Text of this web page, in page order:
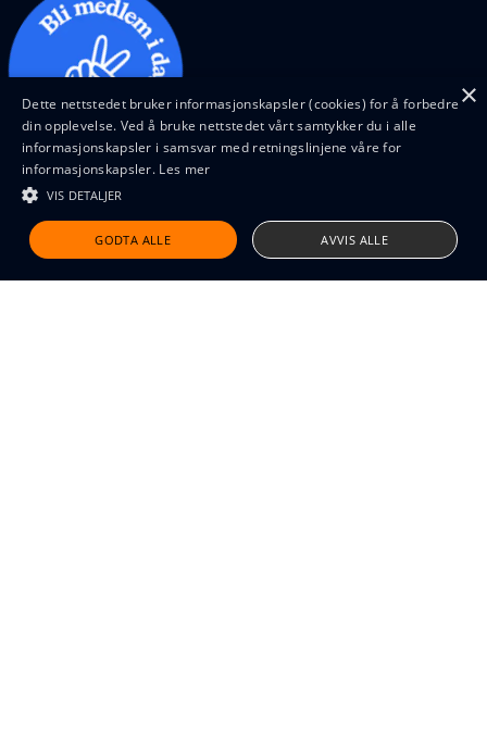
Design and code by Feed
×
Dette nettstedet bruker informasjonskapsler (cookies) for å forbedre
din opplevelse. Ved å bruke nettstedet vårt samtykker du i alle
informasjonskapsler i samsvar med retningslinjene våre for
informasjonskapsler. Les mer
VIS DETALJER
GODTA ALLE AVVIS ALLE